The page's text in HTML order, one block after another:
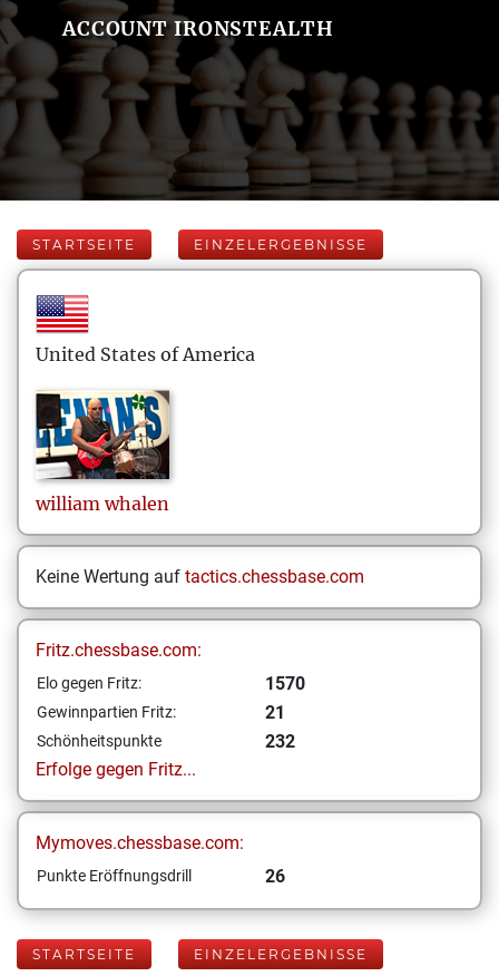
ACCOUNT IRONSTEALTH
STARTSEITE EINZELERGEBNISSE
United States of America
william whalen
Keine Wertung auf tactics.chessbase.com
Fritz.chessbase.com:
Elo gegen Fritz: 1570
Gewinnpartien Fritz: 21
Schönheitspunkte
232
Erfolge gegen Fritz...
Mymoves.chessbase.com:
Punkte Eröffnungsdrill 26
STARTSEITE EINZELERGEBNISSE